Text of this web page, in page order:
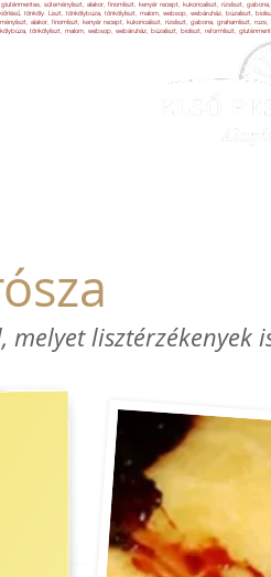
süteményliszt, alakor, finomliszt, kenyér recept, kukoricaliszt, rizsliszt,
tönköly. Liszt, tönkölybúza, tönkölyliszt, malom, websop, webáruház, búzaliszt,
alakor, finomliszt, kenyér recept, kukoricaliszt, rizsliszt, gabona, grahamliszt,
tönkölyliszt, malom, websop, webáruház, búzaliszt, bioliszt, reformliszt,
melyet lisztérzékenyek